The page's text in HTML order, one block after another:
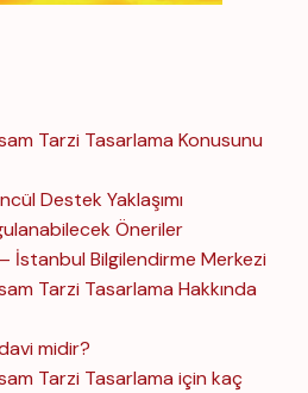
Tarzi Tasarlama Konusunu
Destek Yaklaşımı
Öneriler
İstanbul Bilgilendirme Merkezi
Tarzi Tasarlama Hakkında
midir?
Tarzi Tasarlama için kaç